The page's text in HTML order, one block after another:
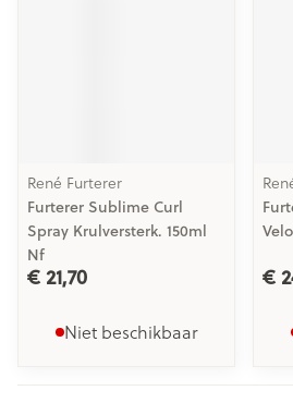
René Furterer
Furterer Sublime Curl
Spray Krulversterk. 150ml
Nf
€ 21,70
Niet beschikbaar
€